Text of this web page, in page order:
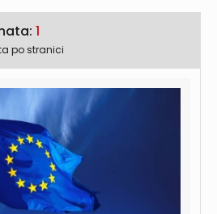
1
po stranici